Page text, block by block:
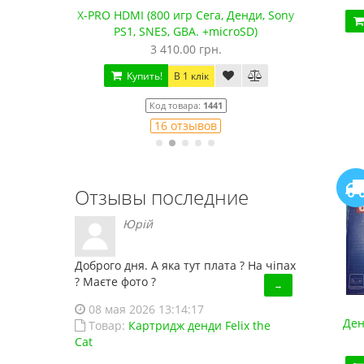
X-PRO HDMI (800 игр Сега, Денди, Sony
PS1, SNES, GBA. +microSD)
3 410.00 грн.
Купить! В 1 клік
Код товара: 1441
16 отзывов
Отзывы последние
Юрій
Доброго дня. А яка тут плата ? На чіпах
? Маєте фото ?
→
08 мая 2026 13:14:17
Товар: Картридж денди Felix the
Cat
Купить! В 1 клік
Код товара:HD88
18 отзывов
Сега Мега Драйв 2 (+5 встроенных игр в 368